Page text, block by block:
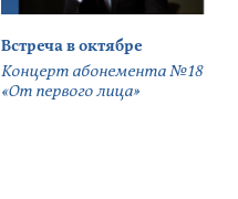
Встреча в октябре
Концерт абонемента №18
«От первого лица»